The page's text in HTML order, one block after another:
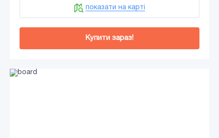
показати на карті
Купити зараз!